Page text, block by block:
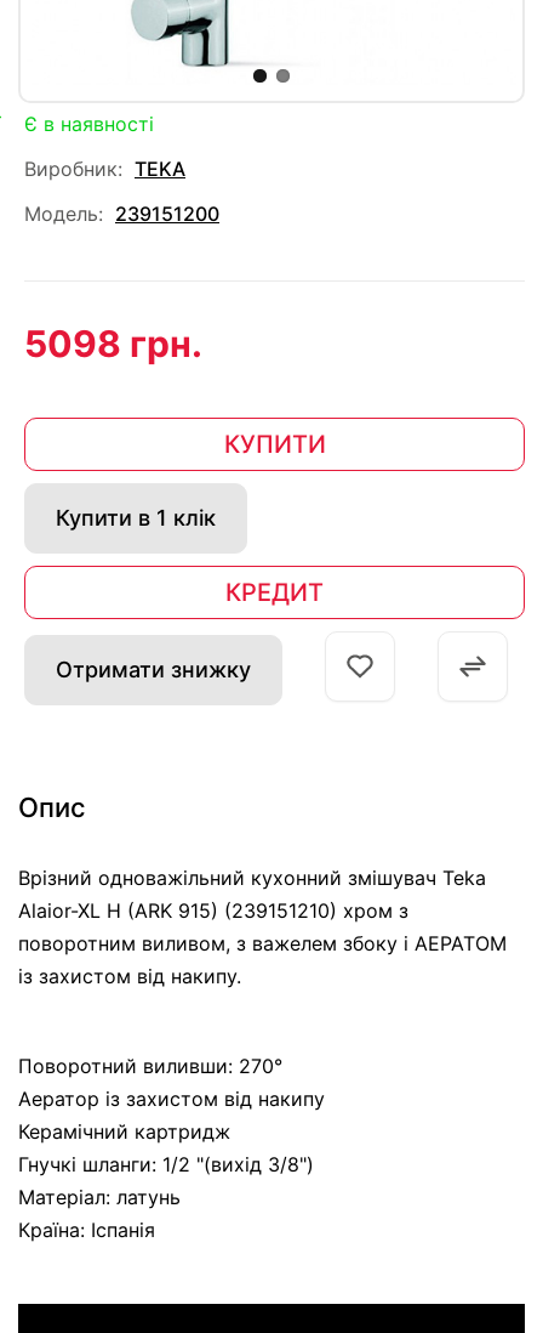
Є в наявності
Виробник: TEKA
Модель: 239151200
5098 грн.
КУПИТИ
Купити в 1 клік
КРЕДИТ
Отримати знижку
Опис
Врізний одноважільний кухонний змішувач Teka
Alaior-XL H (ARK 915) (239151210) хром з
поворотним виливом, з важелем збоку і АЕРАТОМ
із захистом від накипу.
Поворотний виливши: 270°
Аератор із захистом від накипу
Керамічний картридж
Гнучкі шланги: 1/2 "(вихід 3/8")
Матеріал: латунь
Країна: Іспанія